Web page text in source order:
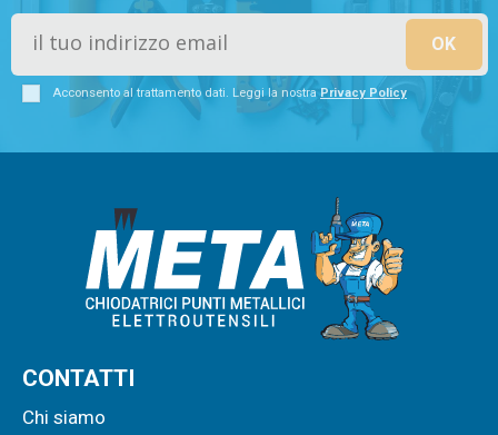
Acconsento al trattamento dati. Leggi la nostraPrivacy Policy
CONTATTI
Chi siamo